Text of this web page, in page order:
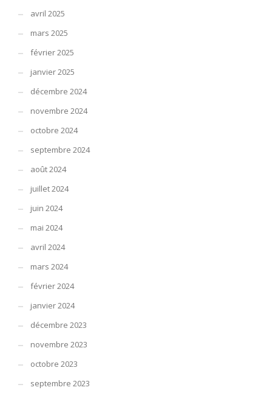
avril 2025
mars 2025
février 2025
janvier 2025
décembre 2024
novembre 2024
octobre 2024
septembre 2024
août 2024
juillet 2024
juin 2024
mai 2024
avril 2024
mars 2024
février 2024
janvier 2024
décembre 2023
novembre 2023
octobre 2023
septembre 2023